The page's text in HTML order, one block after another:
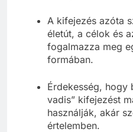
A kifejezés azóta
életút, a célok és
fogalmazza meg
formában.
Érdekesség, hogy
vadis” kifejezést
használják, akár
értelemben.